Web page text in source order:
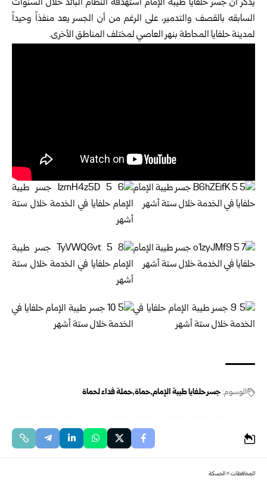
يذكر أن جسر حلفايا طيبة الإمام استهدفه النظام البائد خلال السنوات
السابقه بالقصف والتدمير، على الرغم من أن الجسر يعد منفذاً وحيداً
لمدينة حلفايا المحاطة بنهر العاصي لمختلف المناطق الأخرى.
الوسوم:جسر حلفايا طيبة الإمام حماة حملة فداء لحماة
المحافظات>الحسكة